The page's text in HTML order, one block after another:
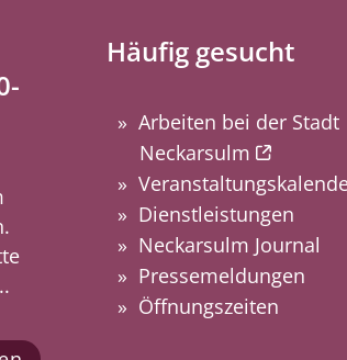
Häufig gesucht
Arbeiten bei der Stadt
Neckarsulm
Dienstleistungen
Neckarsulm Journal
Pressemeldungen
Öffnungszeiten